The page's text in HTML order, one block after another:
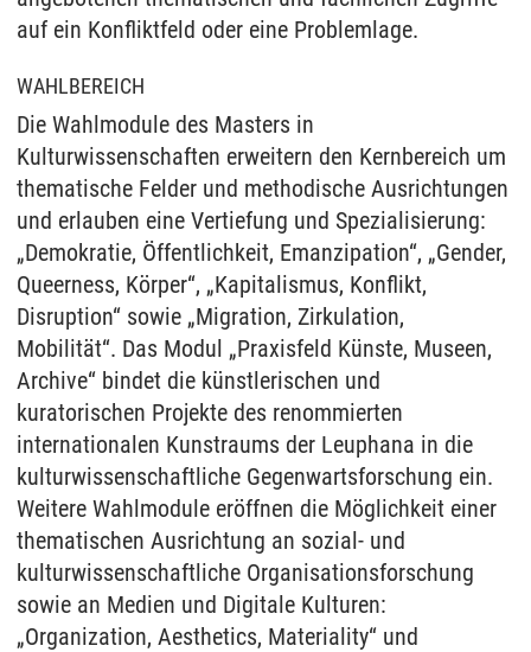
auf ein Konfliktfeld oder eine Problemlage.
WAHLBEREICH
Die Wahlmodule des Masters in
Kulturwissenschaften erweitern den Kernbereich um
thematische Felder und methodische Ausrichtungen
und erlauben eine Vertiefung und Spezialisierung:
„Demokratie, Öffentlichkeit, Emanzipation“, „Gender,
Queerness, Körper“, „Kapitalismus, Konflikt,
Disruption“ sowie „Migration, Zirkulation,
Mobilität“. Das Modul „Praxisfeld Künste, Museen,
Archive“ bindet die künstlerischen und
kuratorischen Projekte des renommierten
internationalen Kunstraums der Leuphana in die
kulturwissenschaftliche Gegenwartsforschung ein.
Weitere Wahlmodule eröffnen die Möglichkeit einer
thematischen Ausrichtung an sozial- und
kulturwissenschaftliche Organisationsforschung
sowie an Medien und Digitale Kulturen:
„Organization, Aesthetics, Materiality“ und